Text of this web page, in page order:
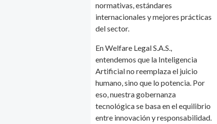
normativas, estándares
internacionales y mejores prácticas
del sector.
En Welfare Legal S.A.S.,
entendemos que la Inteligencia
Artificial no reemplaza el juicio
humano, sino que lo potencia. Por
eso, nuestra gobernanza
tecnológica se basa en el equilibrio
entre innovación y responsabilidad.